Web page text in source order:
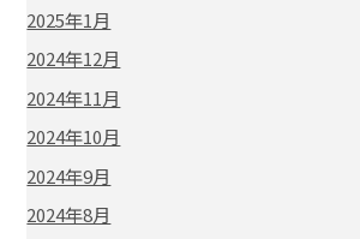
2025年1月
2024年12月
2024年11月
2024年10月
2024年9月
2024年8月